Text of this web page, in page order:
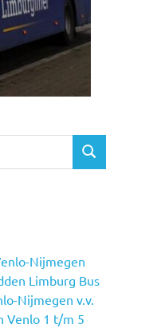
Z
Nijmegen
Limburg Bus
Nijmegen v.v.
Venlo 1 t/m 5